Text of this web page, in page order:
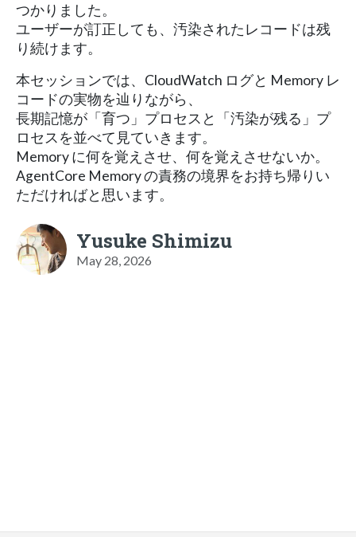
つかりました。
ユーザーが訂正しても、汚染されたレコードは残
り続けます。
本セッションでは、CloudWatch ログと Memory レ
コードの実物を辿りながら、
長期記憶が「育つ」プロセスと「汚染が残る」プ
ロセスを並べて見ていきます。
Memory に何を覚えさせ、何を覚えさせないか。
AgentCore Memory の責務の境界をお持ち帰りい
ただければと思います。
Yusuke Shimizu
May 28, 2026